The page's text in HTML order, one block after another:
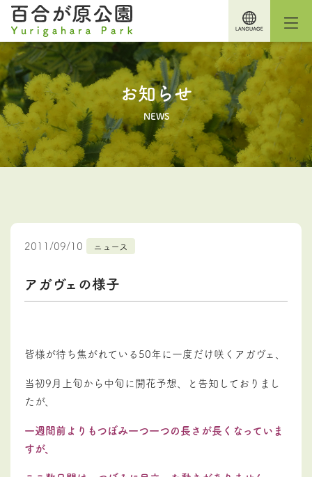
お知らせ
NEWS
2011/09/10 ニュース
アガヴェの様子
皆様が待ち焦がれている50年に一度だけ咲くアガヴェ、
当初9月上旬から中旬に開花予想、と告知しておりまし
たが、
一週間前よりもつぼみ一つ一つの長さが長くなっていま
すが、